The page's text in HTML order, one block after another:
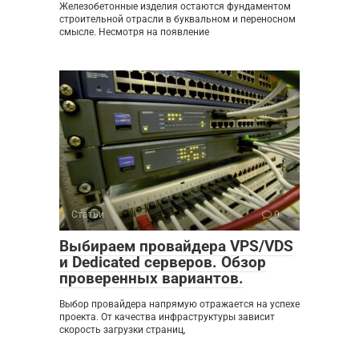
Железобетонные изделия остаются фундаментом
строительной отрасли в буквальном и переносном
смысле. Несмотря на появление
Статьи 0
Выбираем провайдера VPS/VDS
и Dedicated серверов. Обзор
проверенных вариантов.
Выбор провайдера напрямую отражается на успехе
проекта. От качества инфраструктуры зависит
скорость загрузки страниц,